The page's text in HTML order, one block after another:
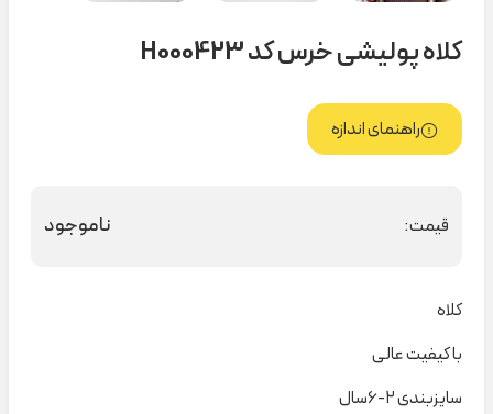
کلاه پولیشی خرس کد H000423
راهنمای اندازه
قیمت: ناموجود
کلاه
با کیفیت عالی
سایزبندی ۲-۶سال